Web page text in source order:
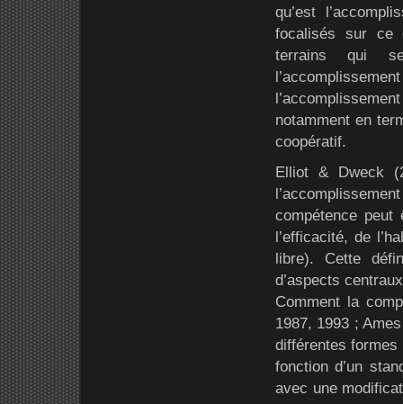
qu’est
focalisés sur ce
terrains qui
notamment en
coopératif.
Elliot & Dweck
compétence
l’efficacité, de
libre). Cette
d’aspects
Comment la
1987, 1993 ;
différentes formes
fonction d’un
avec une